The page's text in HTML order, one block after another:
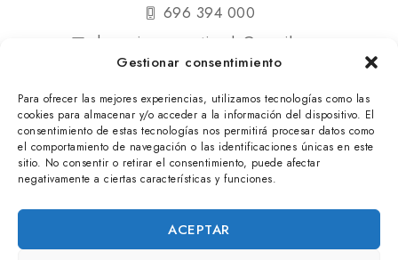
Gestionar consentimiento
Para ofrecer las mejores experiencias, utilizamos tecnologías como las
cookies para almacenar y/o acceder a la información del dispositivo. El
consentimiento de estas tecnologías nos permitirá procesar datos como
el comportamiento de navegación o las identificaciones únicas en este
sitio. No consentir o retirar el consentimiento, puede afectar
negativamente a ciertas características y funciones.
ACEPTAR
696 394 000
shopmipequenatienda@gmail.com
© 2025 Mi Pequeña Tienda. Todos los derechos
reservados